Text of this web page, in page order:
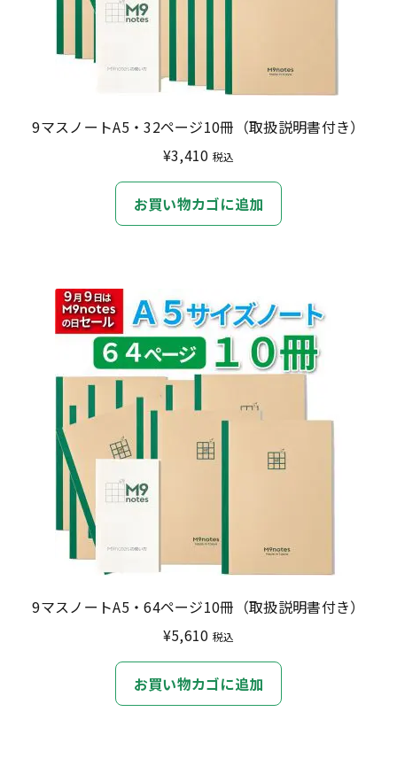
9マスノートA5・32ページ10冊（取扱説明書付き）
¥3,410 税込
お買い物カゴに追加
9マスノートA5・64ページ10冊（取扱説明書付き）
¥5,610 税込
お買い物カゴに追加